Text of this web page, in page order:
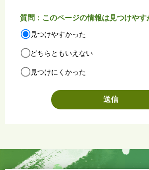
質問：このページの情報は見つけやす
見つけやすかった
どちらともいえない
見つけにくかった